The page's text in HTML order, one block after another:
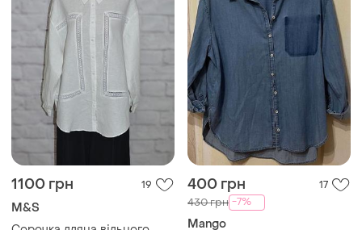
1100 грн 19
M&S
400 грн 17
430 грн -7%
Mango